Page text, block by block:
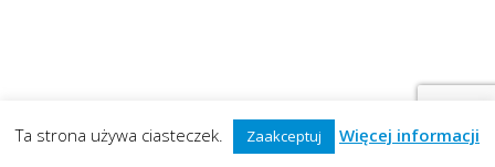
Ta strona używa ciasteczek. Zaakceptuj Więcej informacji